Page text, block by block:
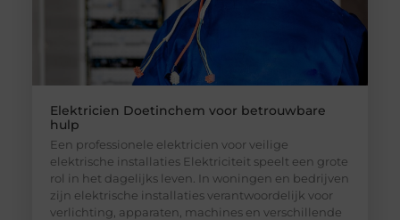
Elektricien Doetinchem voor betrouwbare
hulp
Een professionele elektricien voor veilige
elektrische installaties Elektriciteit speelt een grote
rol in het dagelijks leven. In woningen en bedrijven
zijn elektrische installaties verantwoordelijk voor
verlichting, apparaten, machines en verschillende